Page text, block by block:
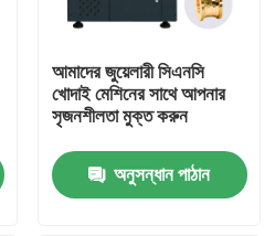
আমাদের জুয়েলারী সিএনসি
খোদাই মেশিনের সাথে আপনার
সৃজনশীলতা মুক্ত করুন
অনুসন্ধান পাঠান